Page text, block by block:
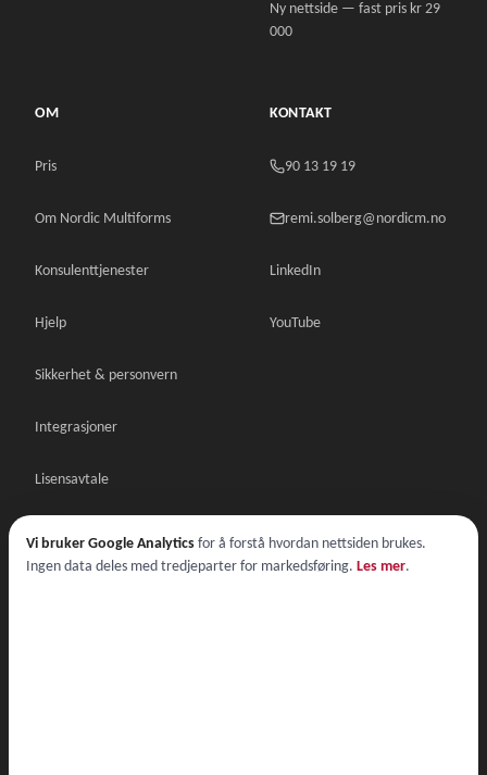
Ny nettside — fast pris kr 29
000
OM
Pris
Om Nordic Multiforms
Konsulenttjenester
Hjelp
Sikkerhet & personvern
Integrasjoner
Lisensavtale
KONTAKT
90 13 19 19
remi.solberg@nordicm.no
LinkedIn
YouTube
Vi bruker Google Analytics for å forstå hvordan nettsiden brukes.
Ingen data deles med tredjeparter for markedsføring. Les mer.